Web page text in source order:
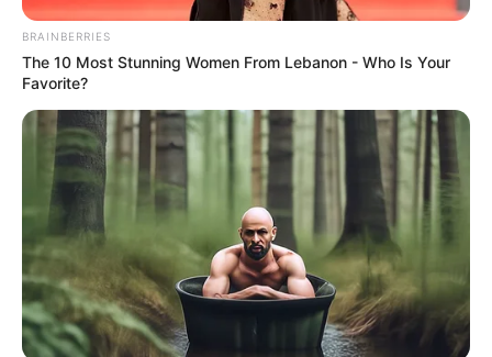
ΤΑΥΤΟΤΗΤΑ ΚΑΙ ΕΠΙΚΟΙΝΩΝΙΑ ΟΡΟΙ ΧΡΗΣΗΣ
BRAINBERRIES
The 10 Most Stunning Women From Lebanon - Who Is Your
Favorite?